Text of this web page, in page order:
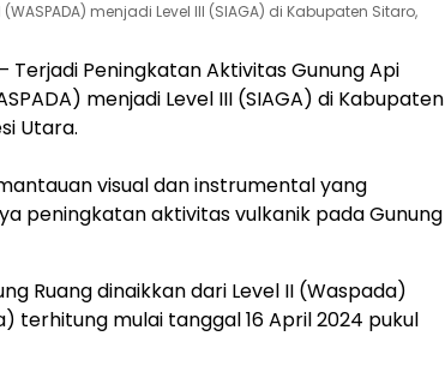
menjadi Level III (SIAGA) di Kabupaten Sitaro,
– Terjadi Peningkatan Aktivitas Gunung Api
menjadi Level III (SIAGA) di Kabupaten
Utara.
visual dan instrumental yang
peningkatan aktivitas vulkanik pada Gunung
Ruang dinaikkan dari Level II (Waspada)
terhitung mulai tanggal 16 April 2024 pukul